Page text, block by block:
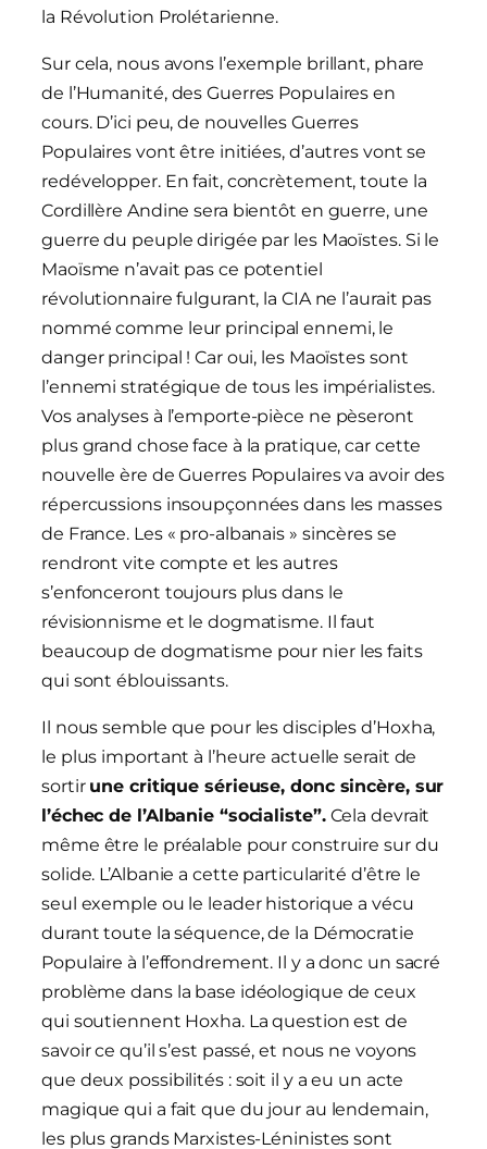
la Révolution Prolétarienne.
Sur cela, nous avons l’exemple brillant, phare
de l’Humanité, des Guerres Populaires en
cours. D’ici peu, de nouvelles Guerres
Populaires vont être initiées, d’autres vont se
redévelopper. En fait, concrètement, toute la
Cordillère Andine sera bientôt en guerre, une
guerre du peuple dirigée par les Maoïstes. Si le
Maoïsme n’avait pas ce potentiel
révolutionnaire fulgurant, la CIA ne l’aurait pas
nommé comme leur principal ennemi, le
danger principal ! Car oui, les Maoïstes sont
l’ennemi stratégique de tous les impérialistes.
Vos analyses à l’emporte-pièce ne pèseront
plus grand chose face à la pratique, car cette
nouvelle ère de Guerres Populaires va avoir des
répercussions insoupçonnées dans les masses
de France. Les « pro-albanais » sincères se
rendront vite compte et les autres
s’enfonceront toujours plus dans le
révisionnisme et le dogmatisme. Il faut
beaucoup de dogmatisme pour nier les faits
qui sont éblouissants.
Il nous semble que pour les disciples d’Hoxha,
le plus important à l’heure actuelle serait de
sortir une critique sérieuse, donc sincère, sur
l’échec de l’Albanie “socialiste”.Cela devrait
même être le préalable pour construire sur du
solide. L’Albanie a cette particularité d’être le
seul exemple ou le leader historique a vécu
durant toute la séquence, de la Démocratie
Populaire à l’effondrement. Il y a donc un sacré
problème dans la base idéologique de ceux
qui soutiennent Hoxha. La question est de
savoir ce qu’il s’est passé, et nous ne voyons
que deux possibilités : soit il y a eu un acte
magique qui a fait que du jour au lendemain,
les plus grands Marxistes-Léninistes sont